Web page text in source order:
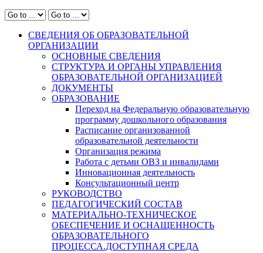
СВЕДЕНИЯ ОБ ОБРАЗОВАТЕЛЬНОЙ
ОРГАНИЗАЦИИ
ОСНОВНЫЕ СВЕДЕНИЯ
СТРУКТУРА И ОРГАНЫ УПРАВЛЕНИЯ
ОБРАЗОВАТЕЛЬНОЙ ОРГАНИЗАЦИЕЙ
ДОКУМЕНТЫ
ОБРАЗОВАНИЕ
Переход на Федеральную образовательную
программу дошкольного образования
Расписание организованной
образовательной деятельности
Организация режима
Работа с детьми ОВЗ и инвалидами
Инновационная деятельность
Консультационный центр
РУКОВОДСТВО
ПЕДАГОГИЧЕСКИЙ СОСТАВ
МАТЕРИАЛЬНО-ТЕХНИЧЕСКОЕ
ОБЕСПЕЧЕНИЕ И ОСНАЩЕННОСТЬ
ОБРАЗОВАТЕЛЬНОГО
ПРОЦЕССА.ДОСТУПНАЯ СРЕДА